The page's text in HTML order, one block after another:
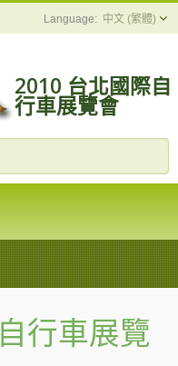
中文 (繁體)
2010 台北國際自
行車展覽會
行車展覽